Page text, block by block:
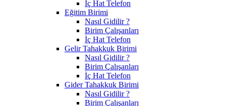
İç Hat Telefon
Eğitim Birimi
Nasıl Gidilir ?
Birim Çalışanları
İç Hat Telefon
Gelir Tahakkuk Birimi
Nasıl Gidilir ?
Birim Çalışanları
İç Hat Telefon
Gider Tahakkuk Birimi
Nasıl Gidilir ?
Birim Çalışanları